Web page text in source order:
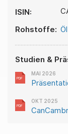
ISIN:
Rohstoffe:
Studien &
MAI 2026
OKT 2025